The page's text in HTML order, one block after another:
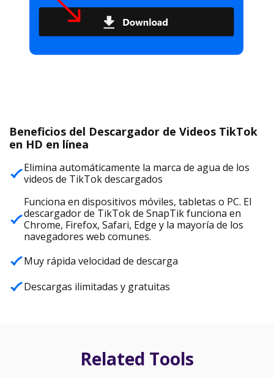
Beneficios del Descargador de Videos TikTok
en HD en línea
Elimina automáticamente la marca de agua de los
videos de TikTok descargados
Funciona en dispositivos móviles, tabletas o PC. El
descargador de TikTok de SnapTik funciona en
Chrome, Firefox, Safari, Edge y la mayoría de los
navegadores web comunes.
Muy rápida velocidad de descarga
Descargas ilimitadas y gratuitas
Related Tools